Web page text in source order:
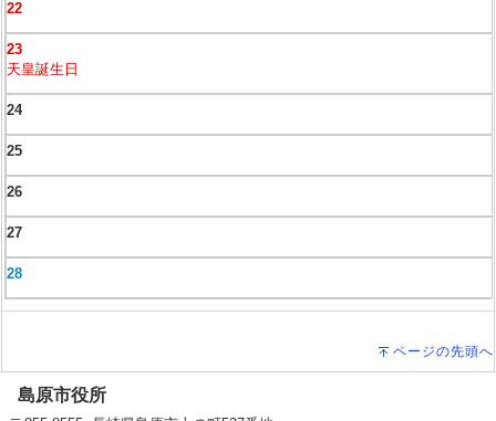
22
23
天皇誕生日
24
25
26
27
28
ページの先頭へ
島原市役所